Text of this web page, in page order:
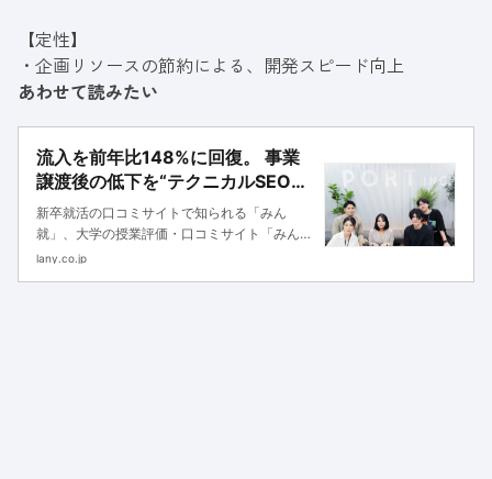
【定性】
・企画リソースの節約による、開発スピード向上
あわせて読みたい
流入を前年比148%に回復。 事業
譲渡後の低下を“テクニカルSEOの
徹底×伴走”でお客様と共に乗り越
えた事例
新卒就活の口コミサイトで知られる「みん
就」、大学の授業評価・口コミサイト「みんな
のキャンパス」を運営するみん就株式会社様
lany.co.jp